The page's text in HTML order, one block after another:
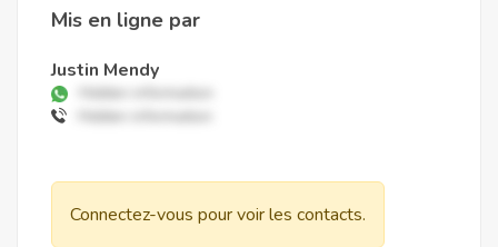
Mis en ligne par
Justin Mendy
Connectez-vous pour voir les contacts.